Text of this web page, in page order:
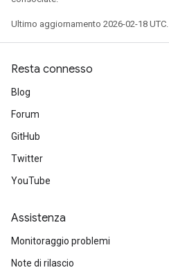
Ultimo aggiornamento 2026-02-18 UTC.
Resta connesso
Blog
Forum
GitHub
Twitter
YouTube
Assistenza
Monitoraggio problemi
Note di rilascio